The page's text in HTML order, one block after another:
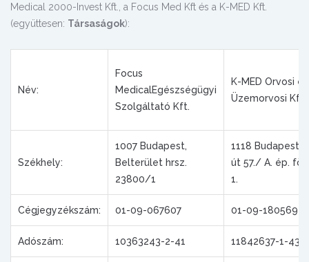
Medical 2000-Invest Kft., a Focus Med Kft és a K-MED Kft.
(együttesen: Társaságok):
Név:
Focus
MedicalEgészségügyi
Szolgáltató Kft.
K-MED Orvosi és
Üzemorvosi Kft.
Székhely:
1007 Budapest,
Belterület hrsz.
23800/1
1118 Budapest,
út 57./ A. ép.
1.
Cégjegyzékszám: 01-09-067607 01-09-180569
Adószám: 10363243-2-41 11842637-1-43